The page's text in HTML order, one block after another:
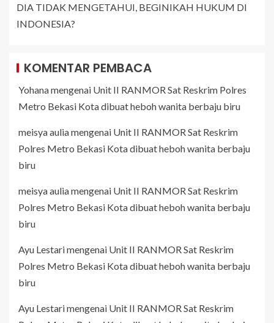
DIA TIDAK MENGETAHUI, BEGINIKAH HUKUM DI
INDONESIA?
KOMENTAR PEMBACA
Yohanamengenai Unit II RANMOR Sat Reskrim Polres
Metro Bekasi Kota dibuat heboh wanita berbaju biru
meisya auliamengenai Unit II RANMOR Sat Reskrim
Polres Metro Bekasi Kota dibuat heboh wanita berbaju
biru
meisya auliamengenai Unit II RANMOR Sat Reskrim
Polres Metro Bekasi Kota dibuat heboh wanita berbaju
biru
Ayu Lestarimengenai Unit II RANMOR Sat Reskrim
Polres Metro Bekasi Kota dibuat heboh wanita berbaju
biru
Ayu Lestarimengenai Unit II RANMOR Sat Reskrim